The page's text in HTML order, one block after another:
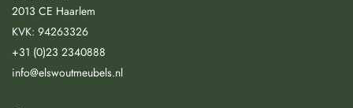
2013 CE Haarlem
KVK: 94263326
+31 (0)23 2340888
info@elswoutmeubels.nl